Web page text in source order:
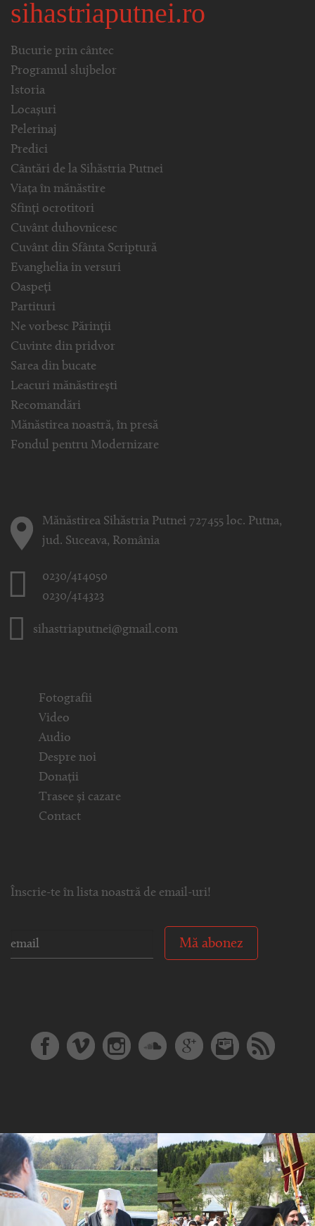
sihastriaputnei.ro
Bucurie prin cântec
Programul slujbelor
Istoria
Locașuri
Pelerinaj
Predici
Cântări de la Sihăstria Putnei
Viața în mănăstire
Sfinți ocrotitori
Cuvânt duhovnicesc
Cuvânt din Sfânta Scriptură
Evanghelia in versuri
Oaspeți
Partituri
Ne vorbesc Părinții
Cuvinte din pridvor
Sarea din bucate
Leacuri mănăstirești
Recomandări
Mănăstirea noastră, în presă
Fondul pentru Modernizare
Mănăstirea Sihăstria Putnei 727455 loc. Putna,
jud. Suceava, România
0230/414050
0230/414323
sihastriaputnei@gmail.com
Fotografii
Video
Audio
Despre noi
Donații
Trasee și cazare
Contact
Înscrie-te în lista noastră de email-uri!
Mă abonez